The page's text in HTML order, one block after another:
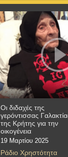
Οι διδαχές της
γερόντισσας
της Κρήτης για την
οικογένεια
19 Μαρτίου 2025
Ράδιο Χρηστότητα